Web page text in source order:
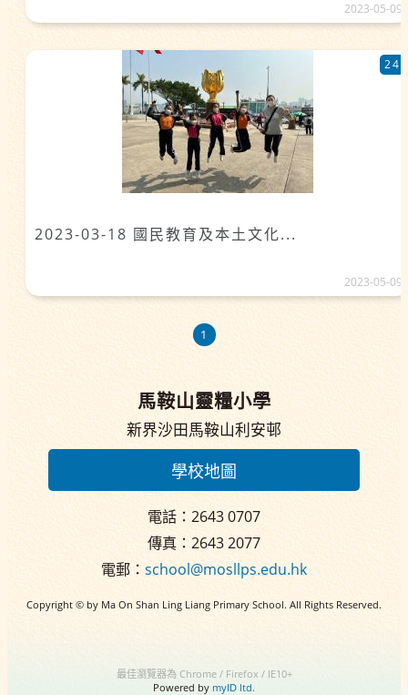
2023-05-09
2023-03-18 國民教育及本土文化...
24
2023-05-09
1
馬鞍山靈糧小學
新界沙田馬鞍山利安邨
學校地圖
電話：2643 0707
傳真：2643 2077
電郵： school@mosllps.edu.hk
Copyright © by Ma On Shan Ling Liang Primary School. All Rights Reserved.
最佳瀏覽器為 Chrome / Firefox / IE10+
Powered by myID ltd.